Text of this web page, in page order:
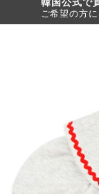
ご希望の方